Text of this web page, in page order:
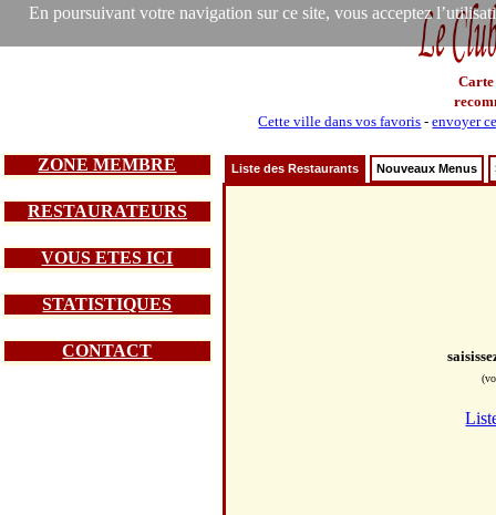
En poursuivant votre navigation sur ce site, vous acceptez
Carte
Cette ville dans vos favoris -envoyer
ZONE MEMBRE
RESTAURATEURS
VOUS ETES ICI
STATISTIQUES
CONTACT
Liste des Restaurants Nouveaux Menus